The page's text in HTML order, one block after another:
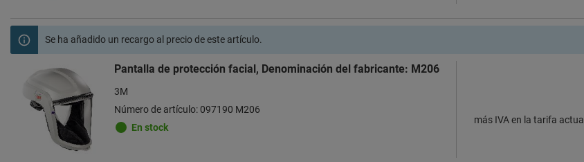
Se ha añadido un recargo al precio de este artículo.
Pantalla de protección facial, Denominación del fabricante: M206
3M
Número de artículo: 097190 M206
En stock
más IVA en la tarifa actual